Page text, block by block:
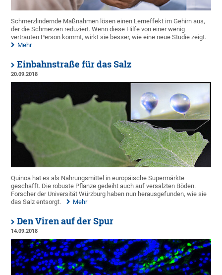
Schmerzlindernde Maßnahmen lösen einen Lerneffekt im Gehirn aus,
der die Schmerzen reduziert. Wenn diese Hilfe von einer wenig
vertrauten Person kommt, wirkt sie besser, wie eine neue Studie zeigt.
Mehr
Einbahnstraße für das Salz
20.09.2018
Quinoa hat es als Nahrungsmittel in europäische Supermärkte
geschafft. Die robuste Pflanze gedeiht auch auf versalzten Böden.
Forscher der Universität Würzburg haben nun herausgefunden, wie sie
das Salz entsorgt.
Mehr
Den Viren auf der Spur
14.09.2018